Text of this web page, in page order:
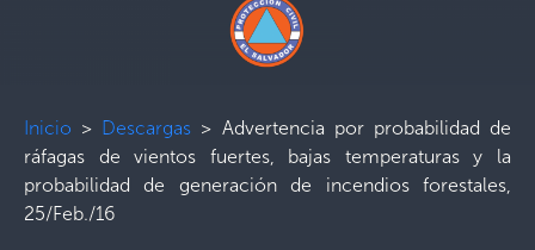
Inicio > Descargas > Advertencia por probabilidad de
ráfagas de vientos fuertes, bajas temperaturas y la
probabilidad de generación de incendios forestales,
25/Feb./16